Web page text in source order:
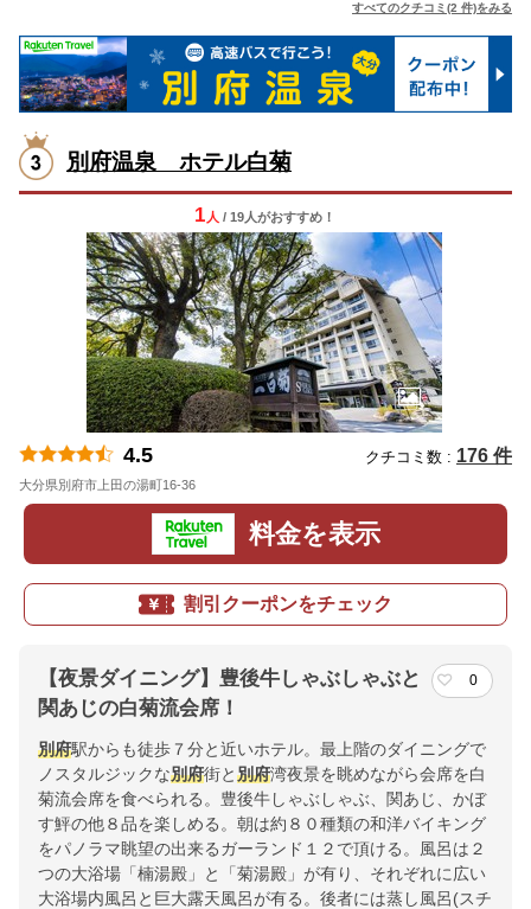
すべてのクチコミ(2 件)をみる
別府温泉 ホテル白菊
1 人 / 19人がおすすめ！
4.5 クチコミ数 : 176 件
大分県別府市上田の湯町16-36
料金を表示
割引クーポンをチェック
【夜景ダイニング】豊後牛しゃぶしゃぶと
関あじの白菊流会席！
0
別府駅からも徒歩７分と近いホテル。最上階のダイニングで
ノスタルジックな別府街と別府湾夜景を眺めながら会席を白
菊流会席を食べられる。豊後牛しゃぶしゃぶ、関あじ、かぼ
す鮃の他８品を楽しめる。朝は約８０種類の和洋バイキング
をパノラマ眺望の出来るガーランド１２で頂ける。風呂は２
つの大浴場「楠湯殿」と「菊湯殿」が有り、それぞれに広い
大浴場内風呂と巨大露天風呂が有る。後者には蒸し風呂(スチ